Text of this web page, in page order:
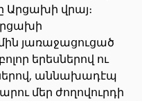
Արցախի վրայ։
յառաջացուցած
երեսներով ու
աննախադէպ
մեր ժողովուրդի